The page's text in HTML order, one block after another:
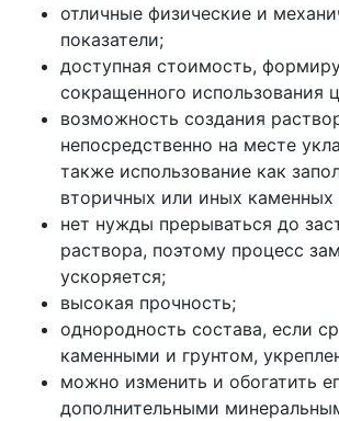
отличные физические и
показатели;
доступная стоимость,
сокращенного использования
возможность создания
непосредственно на месте
также использование как
вторичных или иных каменных
нет нужды прерываться до
раствора, поэтому процесс
ускоряется;
высокая прочность;
однородность состава, если
каменными и грунтом,
можно изменить и обогатить
дополнительными